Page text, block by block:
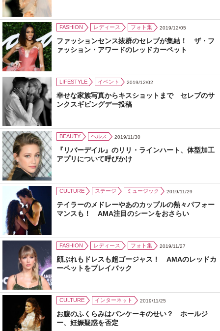
FASHION レディース フォト集 2019/12/05
ファッションセンス抜群のセレブが集結！ ザ・フ
ァッション・アワードのレッドカーペット
LIFESTYLE イベント 2019/12/02
幸せな家族写真からキスショットまで セレブのサ
ンクスギビングデー投稿
BEAUTY ヘルス 2019/11/30
『リバーデイル』のリリ・ラインハート、体型加工
アプリについて呼びかけ
CULTURE ステージ ミュージック 2019/11/29
テイラーのメドレーやあのカップルの熱々パフォー
マンスも！ AMA注目のシーンをおさらい
FASHION レディース フォト集 2019/11/27
顔ぶれもドレスも超ゴージャス！ AMAのレッドカ
ーペットをプレイバック
CULTURE インターネット 2019/11/25
お腹のふくらみはパンケーキのせい？ ホールジ
ー、妊娠疑惑を否定